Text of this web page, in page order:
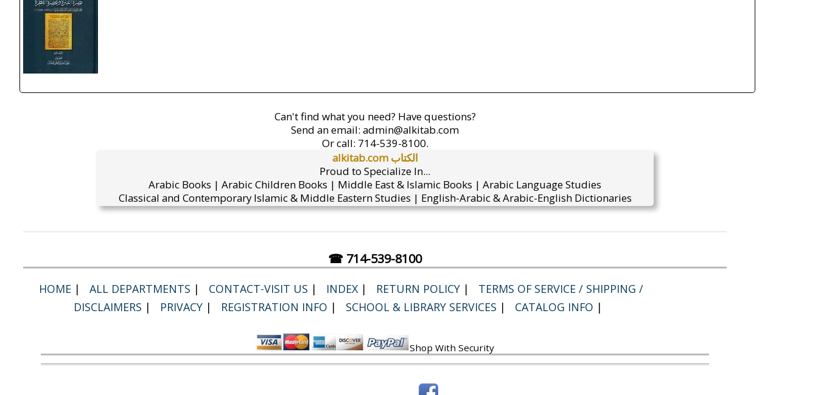
Can't find what you need? Have questions?
Send an email: admin@alkitab.com
Or call: 714-539-8100.
alkitab.com الكتاب
Proud to Specialize In...
Arabic Books | Arabic Children Books | Middle East & Islamic Books | Arabic Language Studies
Classical and Contemporary Islamic & Middle Eastern Studies | English-Arabic & Arabic-English Dictionaries
☎ 714-539-8100
HOME | ALL DEPARTMENTS | CONTACT-VISIT US | INDEX | RETURN POLICY |
TERMS OF SERVICE / SHIPPING /
DISCLAIMERS | PRIVACY | REGISTRATION INFO | SCHOOL & LIBRARY SERVICES | CATALOG INFO |
Shop With Security